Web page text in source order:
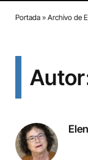
Portada » Archivo de